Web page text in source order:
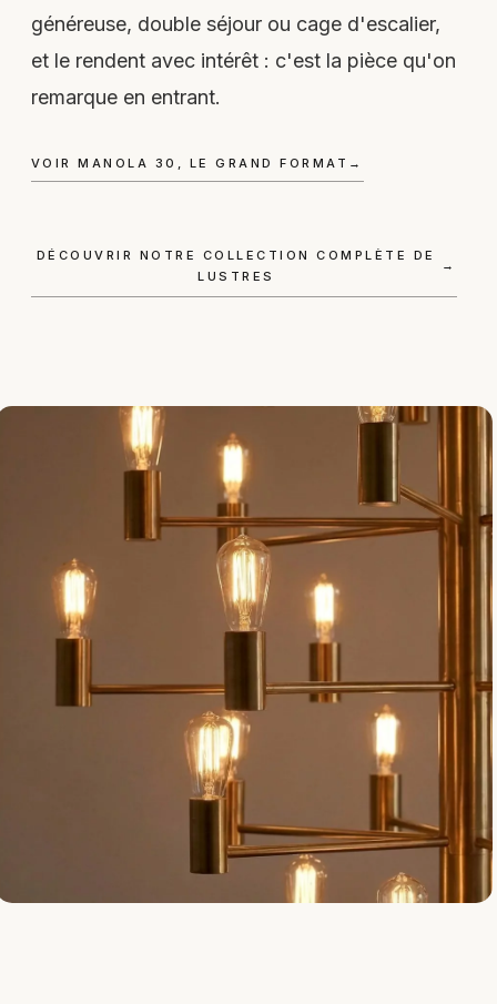
généreuse, double séjour ou cage d'escalier,
et le rendent avec intérêt : c'est la pièce qu'on
remarque en entrant.
VOIR MANOLA 30, LE GRAND FORMAT →
DÉCOUVRIR NOTRE COLLECTION COMPLÈTE DE
LUSTRES
→